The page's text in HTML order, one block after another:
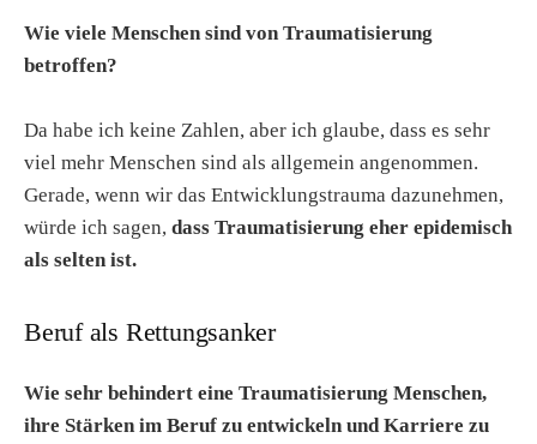
Wie viele Menschen sind von Traumatisierung
betroffen?
Da habe ich keine Zahlen, aber ich glaube, dass es sehr
viel mehr Menschen sind als allgemein angenommen.
Gerade, wenn wir das Entwicklungstrauma dazunehmen,
würde ich sagen, dass Traumatisierung eher epidemisch
als selten ist.
Beruf als Rettungsanker
Wie sehr behindert eine Traumatisierung Menschen,
ihre Stärken im Beruf zu entwickeln und Karriere zu